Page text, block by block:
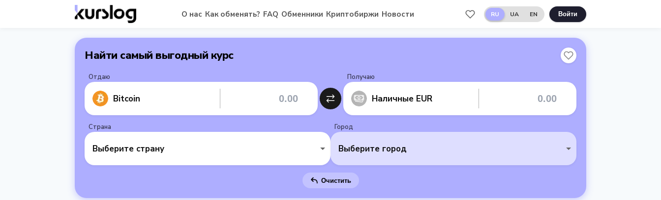
О нас Как обменять? FAQ Обменники Криптобиржи Новости RU UA EN Войти
Найти самый выгодный курс
Отдаю
Bitcoin
Получаю
Наличные EUR
Страна
Выберите страну
Город
Выберите город
Очистить